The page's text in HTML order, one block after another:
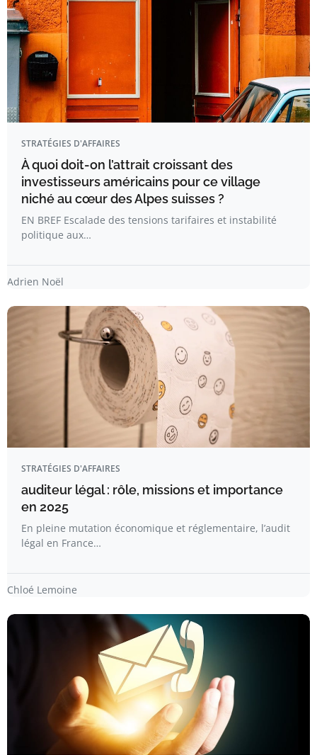
STRATÉGIES D'AFFAIRES
À quoi doit-on l’attrait croissant des
investisseurs américains pour ce village
niché au cœur des Alpes suisses ?
EN BREF Escalade des tensions tarifaires et instabilité
politique aux…
Adrien Noël
STRATÉGIES D'AFFAIRES
auditeur légal : rôle, missions et importance
en 2025
En pleine mutation économique et réglementaire, l’audit
légal en France…
Chloé Lemoine